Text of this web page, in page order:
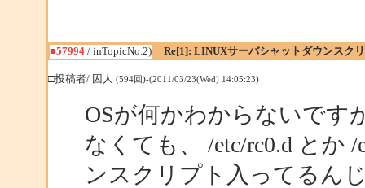
■57994/ inTopicNo.2) Re[1]: LINUXサーバシャットダウンスク
□投稿者/ 囚人 (594回)-(2011/03/23(Wed) 14:05:23)
OSが何かわからないです
なくても、 /etc/rc0.d とか
ンスクリプト入ってるん